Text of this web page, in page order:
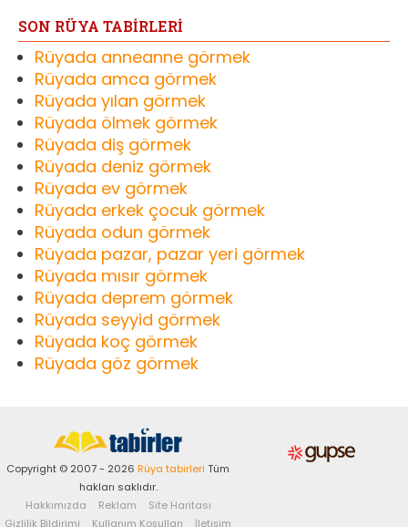
SON RÜYA TABİRLERİ
Rüyada anneanne görmek
Rüyada amca görmek
Rüyada yılan görmek
Rüyada ölmek görmek
Rüyada diş görmek
Rüyada deniz görmek
Rüyada ev görmek
Rüyada erkek çocuk görmek
Rüyada odun görmek
Rüyada pazar, pazar yeri görmek
Rüyada mısır görmek
Rüyada deprem görmek
Rüyada seyyid görmek
Rüyada koç görmek
Rüyada göz görmek
Copyright © 2007 - 2026 Rüya tabirleri Tüm
hakları saklıdır.
Hakkımızda
Reklam
Site Haritası
Gizlilik Bildirimi
Kullanım Koşulları İletişim